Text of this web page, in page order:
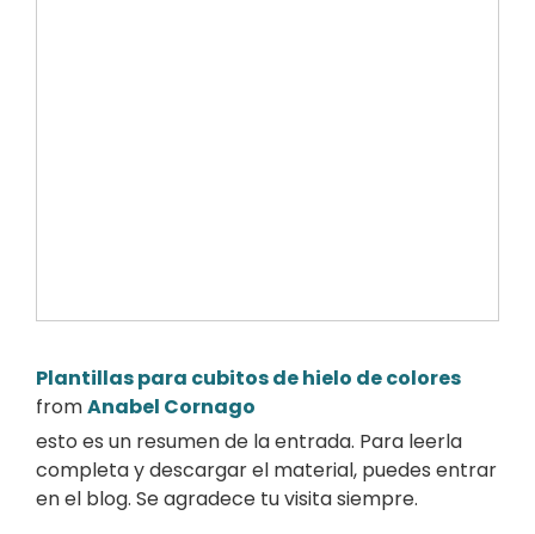
Plantillas para cubitos de hielo de colores
fromAnabel Cornago
esto es un resumen de la entrada. Para leerla
completa y descargar el material, puedes entrar
en el blog. Se agradece tu visita siempre.